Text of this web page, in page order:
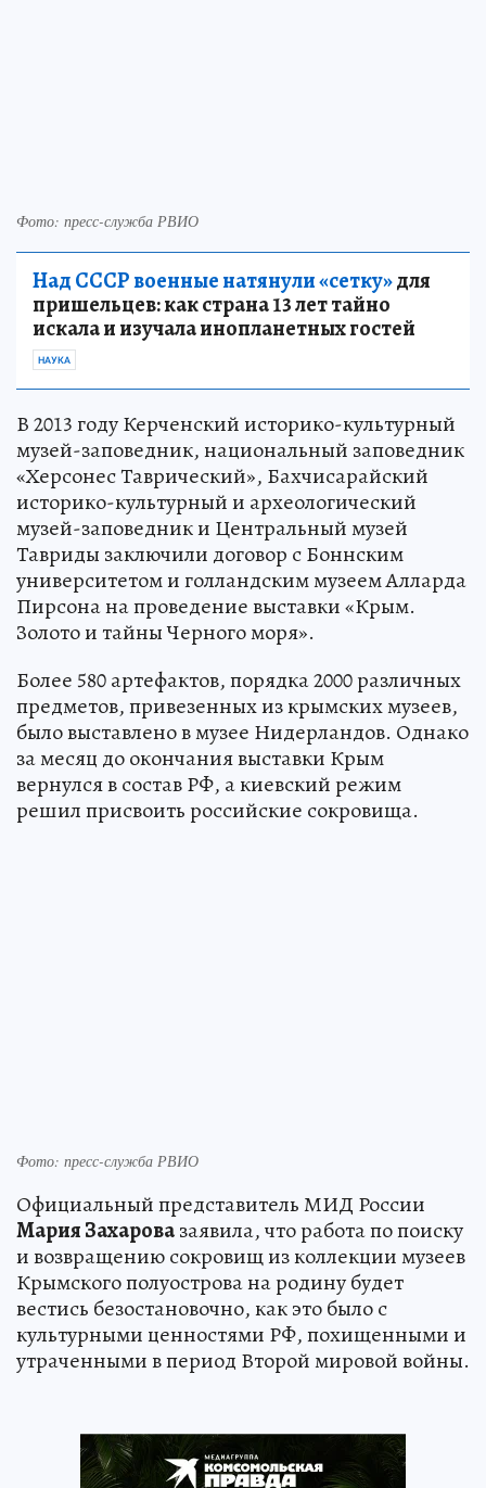
Фото: пресс-служба РВИО
Над СССР военные натянули «сетку»для
пришельцев: как страна 13 лет тайно
искала и изучала инопланетных гостей
НАУКА
В 2013 году Керченский историко-культурный
музей-заповедник, национальный заповедник
«Херсонес Таврический», Бахчисарайский
историко-культурный и археологический
музей-заповедник и Центральный музей
Тавриды заключили договор с Боннским
университетом и голландским музеем Алларда
Пирсона на проведение выставки «Крым.
Золото и тайны Черного моря».
Более 580 артефактов, порядка 2000 различных
предметов, привезенных из крымских музеев,
было выставлено в музее Нидерландов. Однако
за месяц до окончания выставки Крым
вернулся в состав РФ, а киевский режим
решил присвоить российские сокровища.
Фото: пресс-служба РВИО
Официальный представитель МИД России
Мария Захаровазаявила, что работа по поиску
и возвращению сокровищ из коллекции музеев
Крымского полуострова на родину будет
вестись безостановочно, как это было с
культурными ценностями РФ, похищенными и
утраченными в период Второй мировой войны.